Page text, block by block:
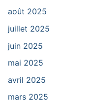
août 2025
juillet 2025
juin 2025
mai 2025
avril 2025
mars 2025